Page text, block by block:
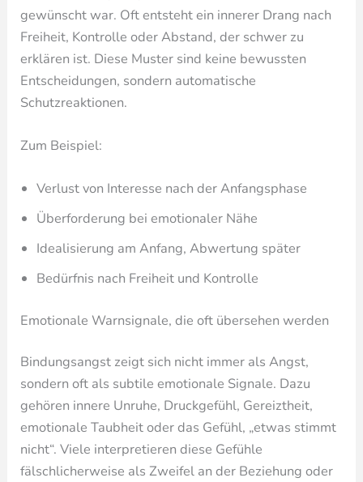
gewünscht war. Oft entsteht ein innerer Drang nach
Freiheit, Kontrolle oder Abstand, der schwer zu
erklären ist. Diese Muster sind keine bewussten
Entscheidungen, sondern automatische
Schutzreaktionen.
Zum Beispiel:
Verlust von Interesse nach der Anfangsphase
Überforderung bei emotionaler Nähe
Idealisierung am Anfang, Abwertung später
Bedürfnis nach Freiheit und Kontrolle
Emotionale Warnsignale, die oft übersehen werden
Bindungsangst zeigt sich nicht immer als Angst,
sondern oft als subtile emotionale Signale. Dazu
gehören innere Unruhe, Druckgefühl, Gereiztheit,
emotionale Taubheit oder das Gefühl, „etwas stimmt
nicht“. Viele interpretieren diese Gefühle
fälschlicherweise als Zweifel an der Beziehung oder